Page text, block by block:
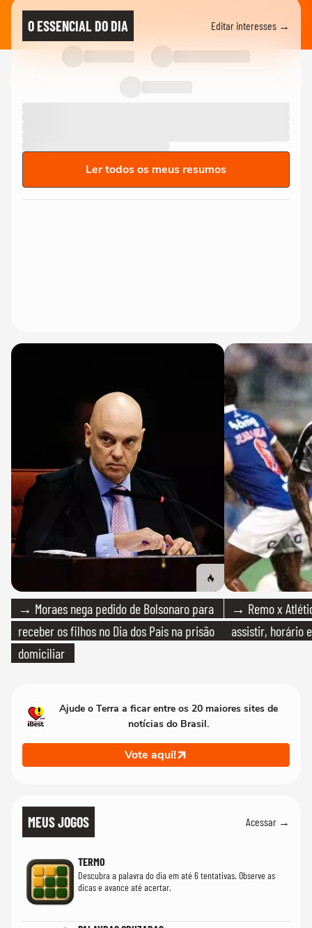
O ESSENCIAL DO DIA Editar interesses →
Ler todos os meus resumos
→ Moraes nega pedido de Bolsonaro para
receber os filhos no Dia dos Pais na prisão
domiciliar
→ Remo x
assistir, horário
Ajude o Terra a ficar entre os 20 maiores sites de
notícias do Brasil.
Vote aqui!
MEUS JOGOS Acessar →
TERMO
Descubra a palavra do dia em até 6 tentativas. Observe as
dicas e avance até acertar.